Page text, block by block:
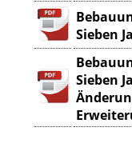
Sieben
Sieben